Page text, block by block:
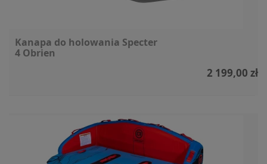
Kanapa do holowania Specter
4 Obrien
2 199,00 zł